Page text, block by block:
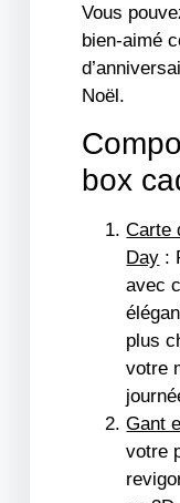
Vous
bien-aimé
Noël.
box
Carte
Day :
avec
plus
votre
Gant
votre